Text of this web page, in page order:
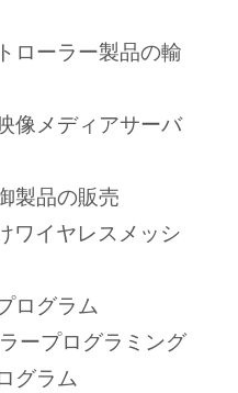
ローラー製品の輸
像メディアサーバ
製品の販売
ワイヤレスメッシ
ログラム
ープログラミング
グラム